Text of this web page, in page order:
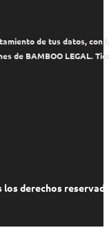
de tus datos,
de BAMBOO LEGAL.
los derechos